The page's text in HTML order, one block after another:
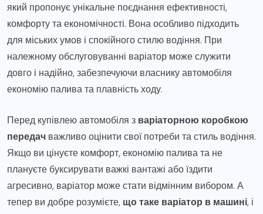
який пропонує унікальне поєднання ефективності,
комфорту та економічності. Вона особливо підходить
для міських умов і спокійного стилю водіння. При
належному обслуговуванні варіатор може служити
довго і надійно, забезпечуючи власнику автомобіля
економію палива та плавність ходу.
Перед купівлею автомобіля з варіаторною коробкою
передач важливо оцінити свої потреби та стиль водіння.
Якщо ви цінуєте комфорт, економію палива та не
плануєте буксирувати важкі вантажі або їздити
агресивно, варіатор може стати відмінним вибором. А
тепер ви добре розумієте, що таке варіатор в машині, і